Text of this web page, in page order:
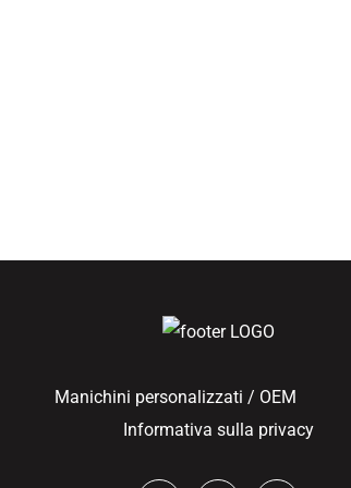
Manichini personalizzati / OEM
Informativa sulla privacy